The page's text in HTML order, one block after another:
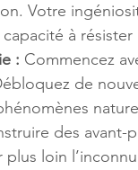
Votre
à résister
: Commencez
de
des
loin